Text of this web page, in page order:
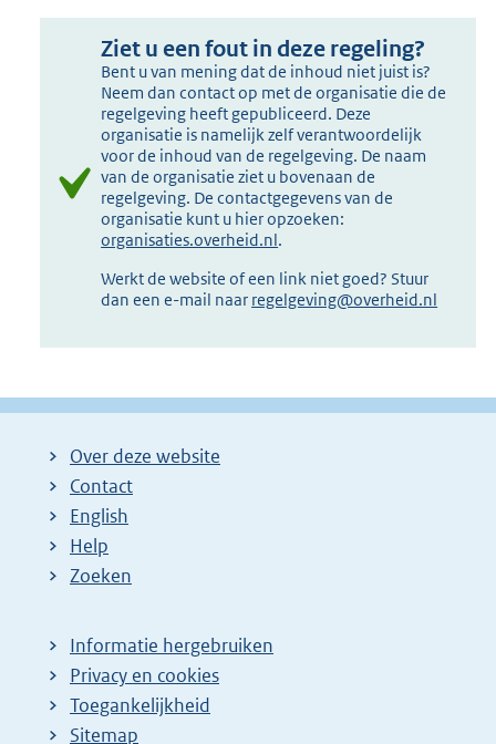
Ziet u een fout in deze regeling?
Bent u van mening dat de inhoud niet juist is?
Neem dan contact op met de organisatie die de
regelgeving heeft gepubliceerd. Deze
organisatie is namelijk zelf verantwoordelijk
voor de inhoud van de regelgeving. De naam
van de organisatie ziet u bovenaan de
regelgeving. De contactgegevens van de
organisatie kunt u hier opzoeken:
organisaties.overheid.nl.
Werkt de website of een link niet goed? Stuur
dan een e-mail naar regelgeving@overheid.nl
Over deze website
Contact
English
Help
Zoeken
Informatie hergebruiken
Privacy en cookies
Toegankelijkheid
Sitemap